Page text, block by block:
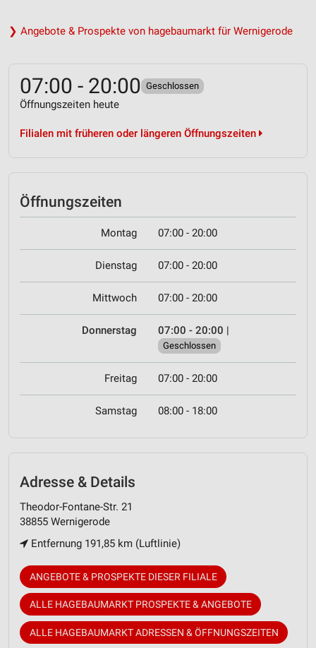
❯ Angebote & Prospekte von hagebaumarkt für Wernigerode
07:00 - 20:00 Geschlossen
Öffnungszeiten heute
Filialen mit früheren oder längeren Öffnungszeiten
Öffnungszeiten
Montag 07:00 - 20:00
Dienstag 07:00 - 20:00
Mittwoch 07:00 - 20:00
Donnerstag 07:00 - 20:00 |
Geschlossen
Freitag 07:00 - 20:00
Samstag 08:00 - 18:00
Adresse & Details
Theodor-Fontane-Str. 21
38855 Wernigerode
Entfernung 191,85 km (Luftlinie)
ANGEBOTE & PROSPEKTE DIESER FILIALE
ALLE HAGEBAUMARKT PROSPEKTE & ANGEBOTE
ALLE HAGEBAUMARKT ADRESSEN & ÖFFNUNGSZEITEN